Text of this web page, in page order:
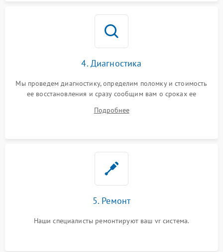
4. Диагностика
Мы проведем диагностику, определим поломку и стоимость
ее восстановления и сразу сообщим вам о сроках ее
Подробнее
5. Ремонт
Наши специалисты ремонтируют ваш vr система.